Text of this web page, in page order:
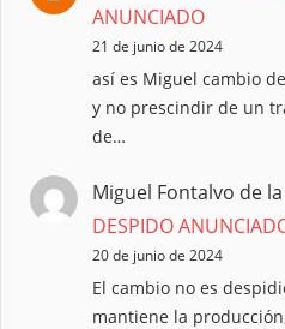
ANUNCIADO
21 de junio de 2024
así es Miguel cambio
y no prescindir de un
de…
Miguel Fontalvo de
DESPIDO
20 de junio de 2024
El cambio no es
mantiene la